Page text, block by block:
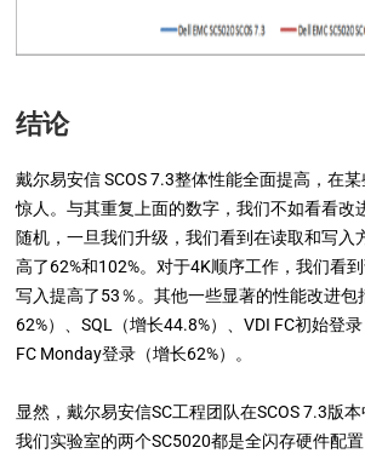
结论
戴尔易安信SCOS 7.3整体性能全面提高，在
惊人。与其重复上面的数字，我们不如看看改
随机，一旦我们升级，我们看到在读取和写入
高了62%和102%。对于4K顺序工作，我们看
写入提高了53％。其他一些显著的性能改进包
62%）、SQL（增长44.8%）、VDI FC初始登
FC Monday登录（增长62%）。
显然，戴尔易安信SC工程团队在SCOS 7.3版本
我们实验室的两个SC5020都是全闪存硬件配